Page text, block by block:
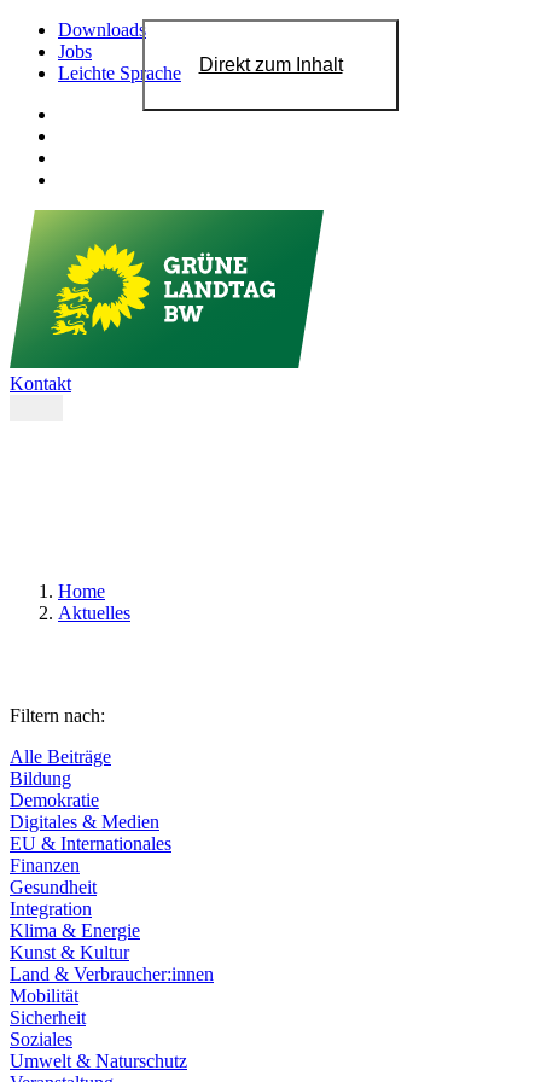
Direkt zum Inhalt
Downloads
Jobs
Leichte Sprache
Kontakt
Home
Aktuelles
Filtern nach:
Alle Beiträge
Bildung
Demokratie
Digitales & Medien
EU & Internationales
Finanzen
Gesundheit
Integration
Klima & Energie
Kunst & Kultur
Land & Verbraucher:innen
Mobilität
Sicherheit
Soziales
Umwelt & Naturschutz